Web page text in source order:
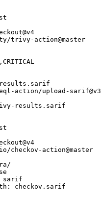
trivy-action@master
action/upload-sarif@v3
results.sarif
checkov-action@master
sarif
: checkov.sarif